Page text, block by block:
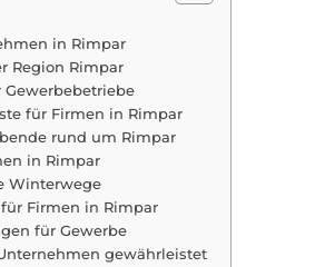
in Rimpar
Region Rimpar
für Firmen in Rimpar
rund um Rimpar
in Rimpar
Winterwege
Firmen in Rimpar
für Gewerbe
gewährleistet